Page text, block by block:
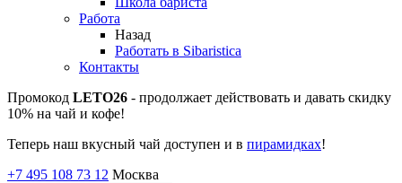
Работа
Назад
Работать в Sibaristica
Контакты
Промокод LETO26 - продолжает действовать и давать скидку
10% на чай и кофе!
Теперь наш вкусный чай доступен и в пирамидках!
+7 495 108 73 12 Москва